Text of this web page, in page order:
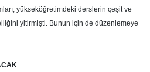
yükseköğretimdeki derslerin çeşit ve
yitirmişti. Bunun için de düzenlemeye